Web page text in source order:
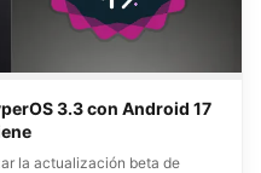
3.3 con Android 17
la actualización beta de